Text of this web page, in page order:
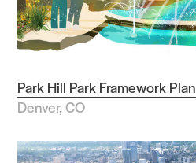
规划与城市设计
校园空间规划
业态类型
艺术与文化
市政与公共
Park Hill Park Framework Plan
Denver, CO